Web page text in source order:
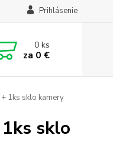
Prihlásenie
0ks
za 0 €
1ks sklo kamery
sklo